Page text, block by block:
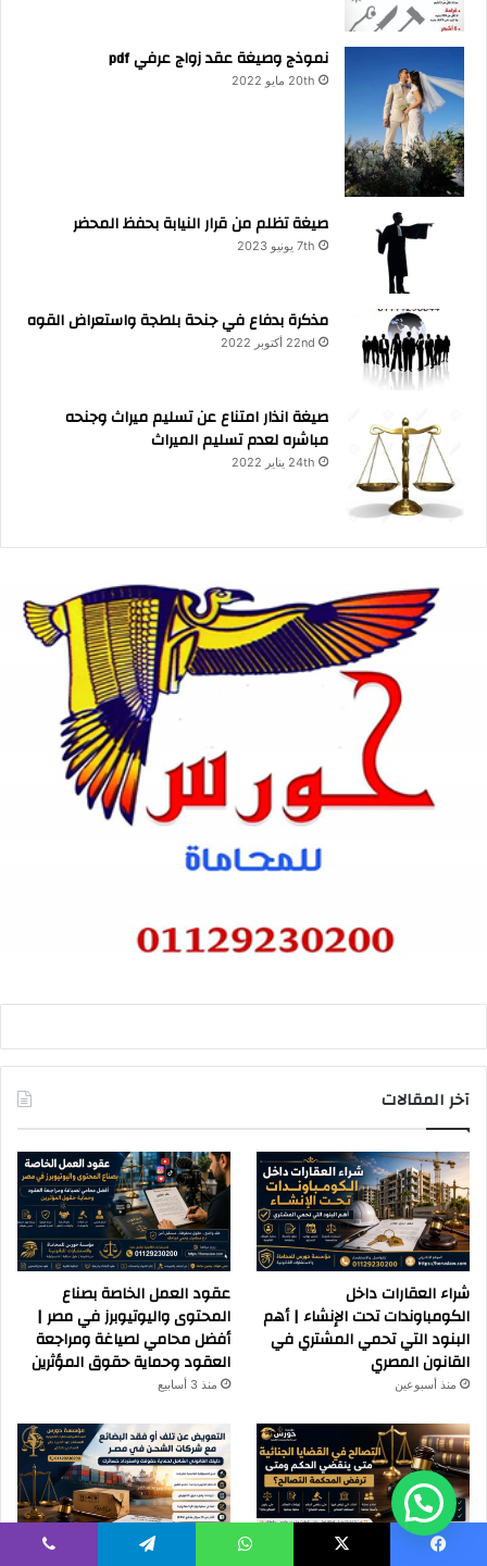
نموذج وصيغة عقد زواج عرفي pdf
20th مايو 2022
صيغة تظلم من قرار النيابة بحفظ المحضر
7th يونيو 2023
مذكرة بدفاع في جنحة بلطجة واستعراض القوه
22nd أكتوبر 2022
صيغة انذار امتناع عن تسليم ميراث وجنحه
مباشره لعدم تسليم الميراث
24th يناير 2022
آخر المقالات
شراء العقارات داخل
الكومباوندات تحت الإنشاء | أهم
البنود التي تحمي المشتري في
القانون المصري
منذ أسبوعين
عقود العمل الخاصة بصناع
المحتوى واليوتيوبرز في مصر |
أفضل محامي لصياغة ومراجعة
العقود وحماية حقوق المؤثرين
منذ 3 أسابيع